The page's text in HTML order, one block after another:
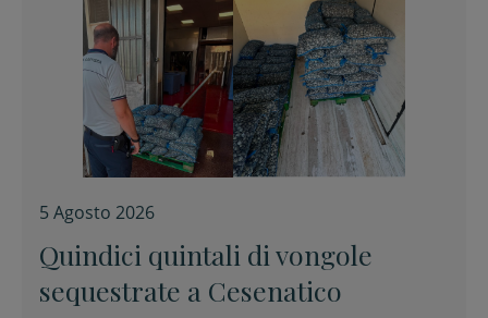
5 Agosto 2026
Quindici quintali di vongole
sequestrate a Cesenatico